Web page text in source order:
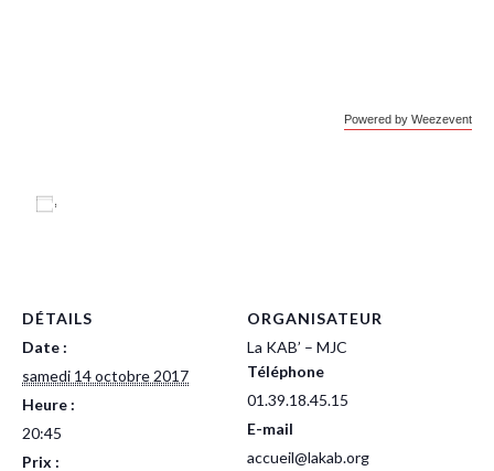
Powered by Weezevent
DÉTAILS
Date :
samedi 14 octobre 2017
Heure :
20:45
Prix :
ORGANISATEUR
La KAB’ – MJC
Téléphone
01.39.18.45.15
E-mail
accueil@lakab.org